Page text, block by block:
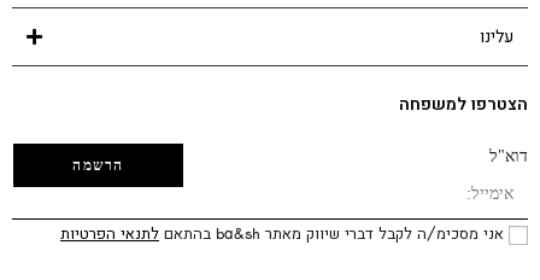
עלינו
הצטרפו למשפחה
דוא"ל
אני מסכימ/ה לקבל דברי שיווק מאתר ba&sh בהתאם לתנאי הפרטיות